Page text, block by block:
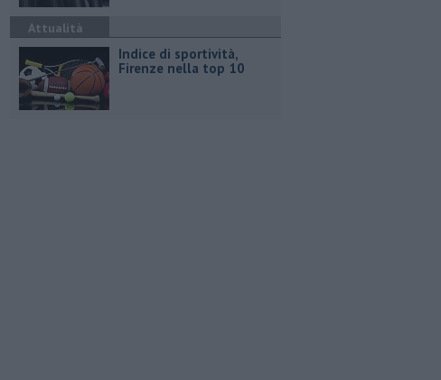
Attualità
Indice di sportività,
Firenze nella top 10